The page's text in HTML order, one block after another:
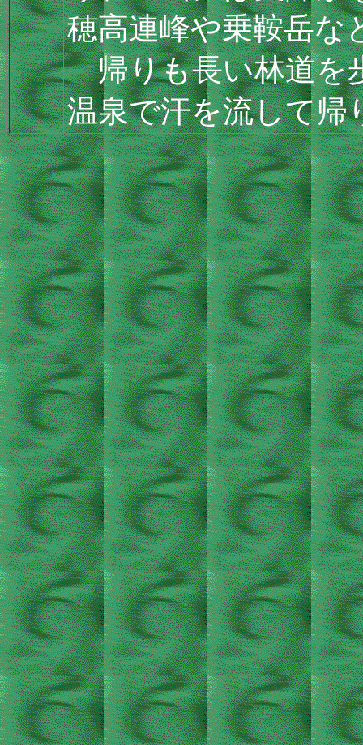
穂高連峰や乗鞍岳な
帰りも長い林道を
温泉で汗を流して帰